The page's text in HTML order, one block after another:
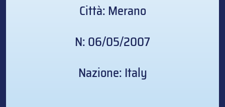
Città: Merano
N: 06/05/2007
Nazione: Italy